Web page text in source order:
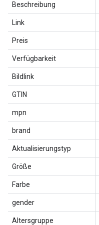
Beschreibung
Link
Preis
Verfügbarkeit
Bildlink
GTIN
mpn
brand
Aktualisierungstyp
Größe
Farbe
gender
Altersgruppe